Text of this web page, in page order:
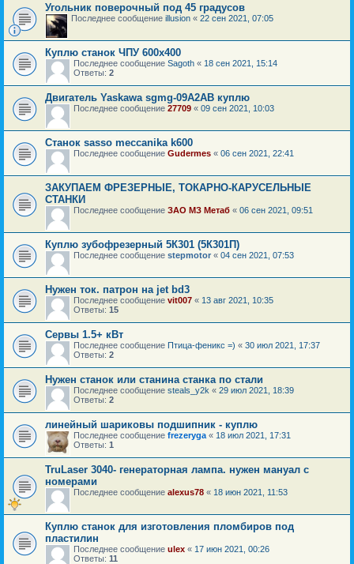
Угольник поверочный под 45 градусов
Последнее сообщение illusion « 22 сен 2021, 07:05
Куплю станок ЧПУ 600х400
Последнее сообщение Sagoth « 18 сен 2021, 15:14
Ответы: 2
Двигатель Yaskawa sgmg-09A2AB куплю
Последнее сообщение 27709 « 09 сен 2021, 10:03
Станок sasso meccanika k600
Последнее сообщение Gudermes « 06 сен 2021, 22:41
ЗАКУПАЕМ ФРЕЗЕРНЫЕ, ТОКАРНО-КАРУСЕЛЬНЫЕ
СТАНКИ
Последнее сообщение ЗАО МЗ Метаб « 06 сен 2021, 09:51
Куплю зубофрезерный 5К301 (5К301П)
Последнее сообщение stepmotor « 04 сен 2021, 07:53
Нужен ток. патрон на jet bd3
Последнее сообщение vit007 « 13 авг 2021, 10:35
Ответы: 15
Сервы 1.5+ кВт
Последнее сообщение Птица-феникс =) « 30 июл 2021, 17:37
Ответы: 2
Нужен станок или станина станка по стали
Последнее сообщение steals_y2k « 29 июл 2021, 18:39
Ответы: 2
линейный шариковы подшипник - куплю
Последнее сообщение frezeryga « 18 июл 2021, 17:31
Ответы: 1
TruLaser 3040- генераторная лампа. нужен мануал с
номерами
Последнее сообщение alexus78 « 18 июн 2021, 11:53
Куплю станок для изготовления пломбиров под
пластилин
Последнее сообщение ulex « 17 июн 2021, 00:26
Ответы: 11